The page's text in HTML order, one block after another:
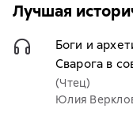
Лучшая
Боги и
Сварога в
(Чтец)
Юлия